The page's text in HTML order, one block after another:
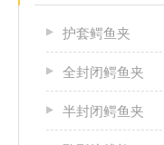
护套鳄鱼夹
全封闭鳄鱼夹
半封闭鳄鱼夹